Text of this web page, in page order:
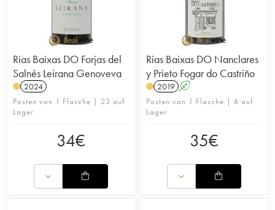
Rias Baixas DO Forjas del
Salnés Leirana Genoveva
2024
Posten von 1 Flasche | 23 auf
Lager
34€
Rias Baixas DO Nanclares
y Prieto Fogar do Castriño
2019 A
Posten von 1 Flasche | 6 auf
Lager
35€